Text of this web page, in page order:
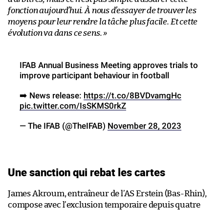
fonction aujourd’hui. À nous d’essayer de trouver les
moyens pour leur rendre la tâche plus facile. Et cette
évolution va dans ce sens. »
IFAB Annual Business Meeting approves trials to
improve participant behaviour in football
➡️ News release: https://t.co/8BVDvamgHc
pic.twitter.com/IsSKMS0rkZ
— The IFAB (@TheIFAB) November 28, 2023
Une sanction qui rebat les cartes
James Akroum, entraîneur de l’AS Erstein (Bas-Rhin),
compose avec l’exclusion temporaire depuis quatre